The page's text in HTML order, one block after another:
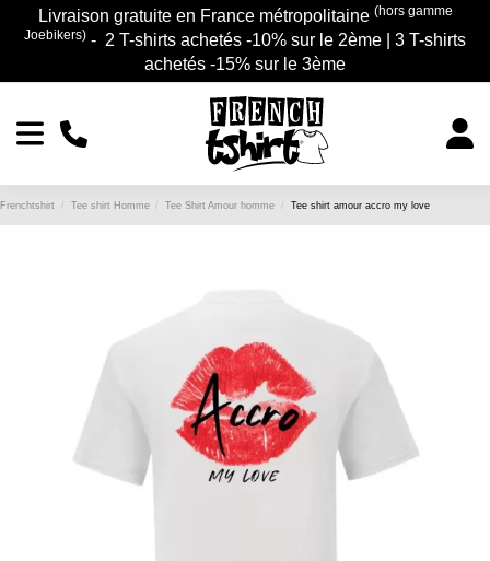
Livraison gratuite en France métropolitaine (hors gamme
Joebikers) - 2 T-shirts achetés -10% sur le 2ème | 3 T-shirts
achetés -15% sur le 3ème
Frenchtshirt Tee shirt Homme Tee Shirt Amour homme Tee shirt amour accro my love